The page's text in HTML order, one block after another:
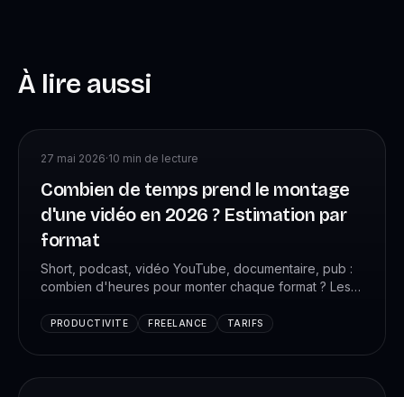
À lire aussi
27 mai 2026·10 min de lecture
Combien de temps prend le montage
d'une vidéo en 2026 ? Estimation par
format
Short, podcast, vidéo YouTube, documentaire, pub :
combien d'heures pour monter chaque format ? Les
Studio, avec la méthode pour estimer ton propre
PRODUCTIVITE FREELANCE TARIFS